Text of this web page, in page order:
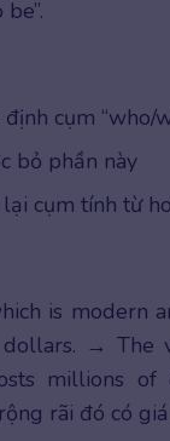
định cụm “who/
bỏ phần này
lại cụm tính từ
is modern
→ The
millions
rãi đó có